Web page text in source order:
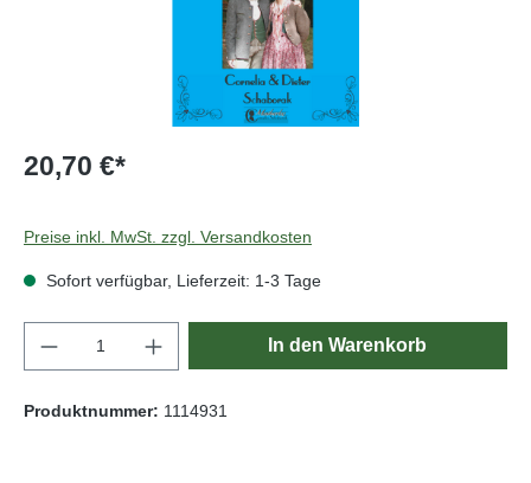
20,70 €*
Preise inkl. MwSt. zzgl. Versandkosten
Sofort verfügbar, Lieferzeit: 1-3 Tage
Produkt Anzahl: Gib den gewünschten
In den Warenkorb
Produktnummer: 1114931